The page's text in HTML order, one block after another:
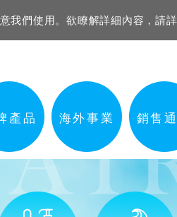
我們使用。欲瞭解詳細內容，請
產品 海外事業 銷售